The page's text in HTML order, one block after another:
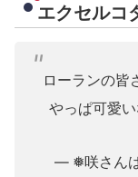
エクセルコ
ローランの皆
やっぱ可愛い
— ❅咲さん